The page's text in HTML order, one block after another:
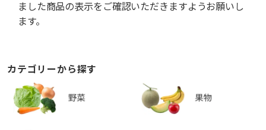
ました商品の表示をご確認いただきますようお願いし
ます。
カテゴリーから探す